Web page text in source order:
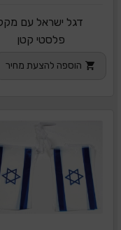
דגל ישראל עם
פלסטי קטן
הוספה להצעת מחיר